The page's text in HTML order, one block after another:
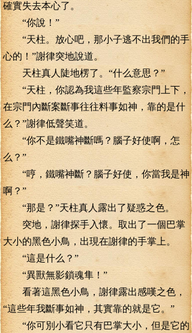
確實失去本心了。
“你說！”
“天柱。放心吧，那小子逃不出我們的手
心的！”謝律突地說道。
天柱真人陡地楞了。“什么意思？”
“天柱，你認為我這些年監察宗門上下，
在宗門內斷案斷事往往料事如神，靠的是什
么？”謝律低聲笑道。
“你不是鐵嘴神斷嗎？腦子好使啊，怎
么？”
“哼，鐵嘴神斷？腦子好使，你當我是神
啊？”
“那是？”天柱真人露出了疑惑之色。
突地，謝律探手入懷。取出了一個巴掌
大小的黑色小鳥，出現在謝律的手掌上。
“這是什么？”
“異獸無影鎖魂隼！”
看著這黑色小鳥，謝律露出感嘆之色，
“這些年我斷事如神，其實靠的就是它。”
“你可別小看它只有巴掌大小，但是它的